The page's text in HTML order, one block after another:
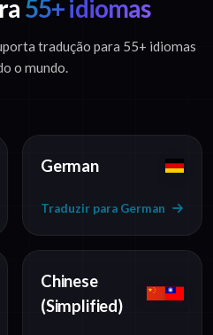
55+ idiomas
tradução para 55+ idiomas
o mundo.
German
Traduzir para German
Chinese
(Simplified)